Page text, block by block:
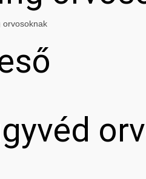
orvosoknak